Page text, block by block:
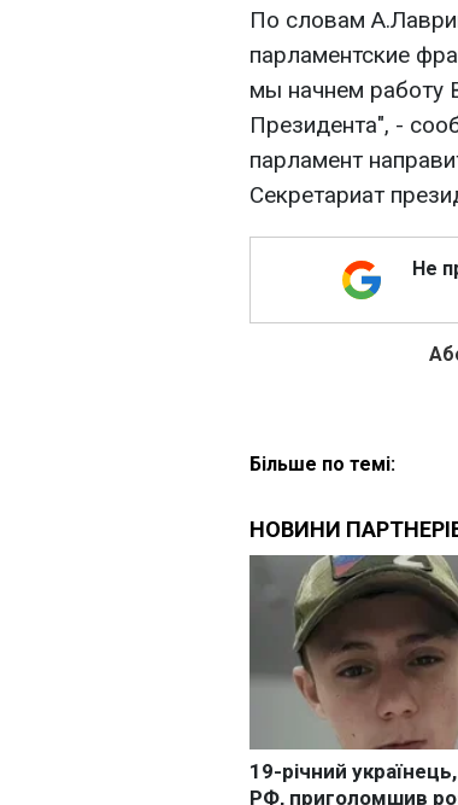
По словам
парламентские
мы начнем работу
Президента", -
парламент
Секретариат
Не
Більше по темі: